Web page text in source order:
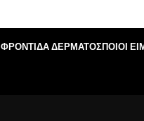
ΦΡΟΝΤΙΔΑ ΔΕΡΜΑΤΟΣΠΟΙΟΙ